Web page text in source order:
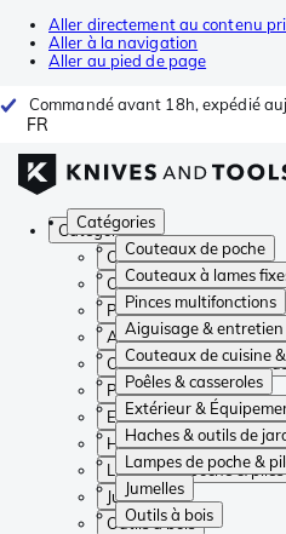
Aller directement au contenu
Aller à la navigation
Aller au pied de page
Commandé avant 18h, expédié
FR
Catégories
Couteaux de poche
Couteaux à lames
Pinces multifonctions
Aiguisage & entretien
Couteaux de cuisine
Poêles & casseroles
Extérieur &
Haches & outils de
Lampes de poche &
Jumelles
Outils à bois
Catégories
Couteaux de poche
Couteaux à lames fixes
Pinces multifonctions
Aiguisage & entretien
Couteaux de cuisine &
Poêles & casseroles
Extérieur & Équipement
Haches & outils de
Lampes de poche & piles
Jumelles
Outils à bois